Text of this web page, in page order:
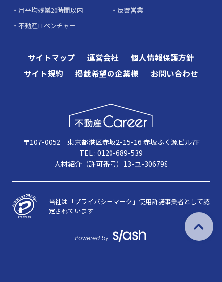
月平均残業20時間以内
反響営業
不動産ITベンチャー
サイトマップ 運営会社
個人情報保護方針
サイト規約
掲載希望の企業様 お問い合わせ
〒107-0052 東京都港区赤坂2-15-16 赤坂ふく源ビル7F
TEL : 0120-689-539
人材紹介（許可番号）13-ユ-306798
当社は「プライバシーマーク」使用許諾事業者として認
定されています